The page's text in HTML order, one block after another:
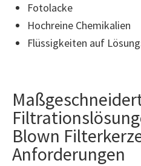
Fotolacke
Hochreine Chemikalien
Flüssigkeiten auf
Blown
Anforderungen